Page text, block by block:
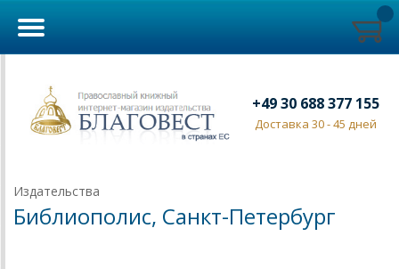
+49 30 688 377 155
Доставка 30 - 45 дней
Издательства
Библиополис, Санкт-Петербург